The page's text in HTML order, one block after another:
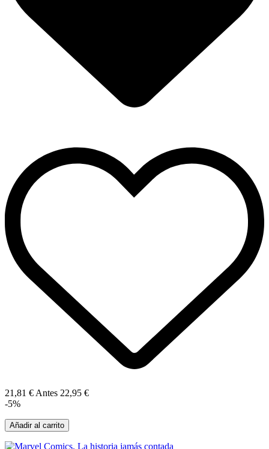
21,81 € Antes 22,95 €
-5%
Añadir al carrito